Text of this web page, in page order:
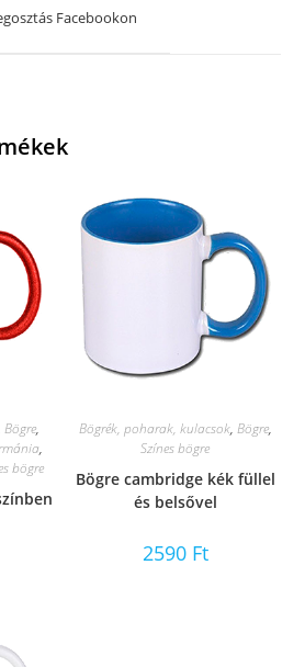
new
Facebookon
Bögre,
,
bögre
Bögrék, poharak, kulacsok, Bögre,
Színes bögre
Bögre cambridge kék füllel
és belsővel
2590 Ft